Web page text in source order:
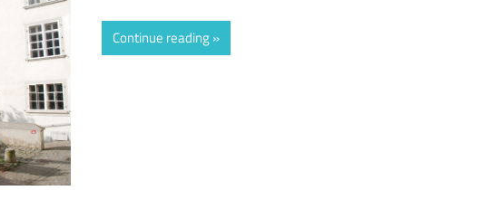
Continue reading